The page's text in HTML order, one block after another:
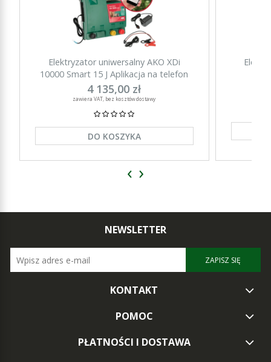
Elektryzator uniwersalny AKO XDi
10000 Smart 15 J Aplikacja na telefon
4 135,00 zł
zawiera VAT, bez kosztów dostawy
DO KOSZYKA
‹ ›
NEWSLETTER
ZAPISZ SIĘ
KONTAKT
POMOC
PŁATNOŚCI I DOSTAWA